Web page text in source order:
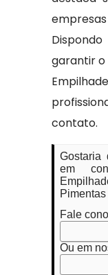
garantir o
contato.
Gostaria
em
Fale
Ou em